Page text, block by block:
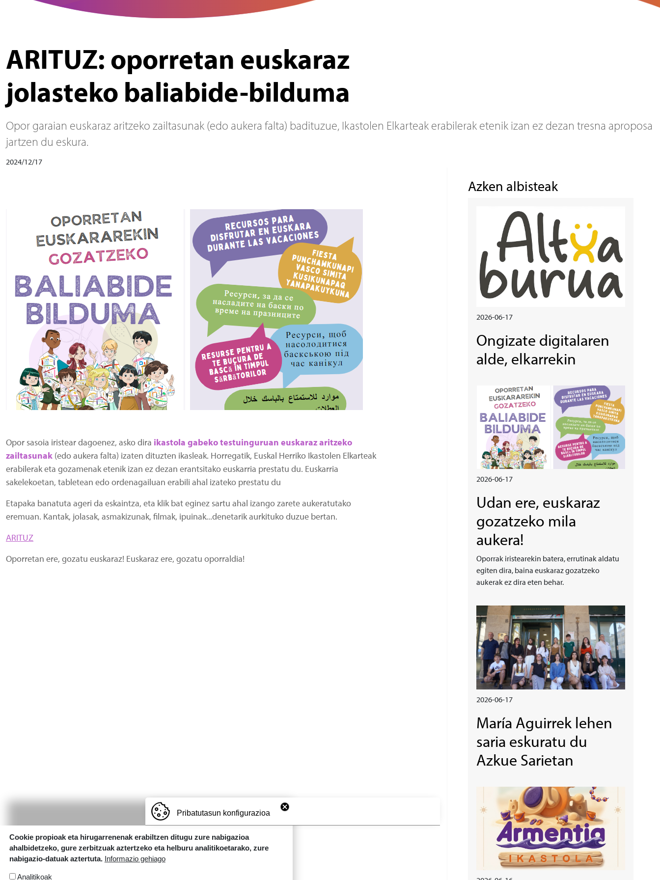
ARITUZ: oporretan euskaraz
jolasteko baliabide-bilduma
Opor garaian euskaraz aritzeko zailtasunak (edo aukera falta) badituzue, Ikastolen Elkarteak erabilerak etenik izan ez dezan tresna aproposa
jartzen du eskura.
2024/12/17
Opor sasoia iristear dagoenez, asko dira ikastola gabeko testuinguruan euskaraz aritzeko
zailtasunak (edo aukera falta) izaten dituzten ikasleak. Horregatik, Euskal Herriko Ikastolen Elkarteak
erabilerak eta gozamenak etenik izan ez dezan erantsitako euskarria prestatu du. Euskarria
sakelekoetan, tabletean edo ordenagailuan erabili ahal izateko prestatu du
Etapaka banatuta ageri da eskaintza, eta klik bat eginez sartu ahal izango zarete aukeratutako
eremuan. Kantak, jolasak, asmakizunak, filmak, ipuinak...denetarik aurkituko duzue bertan.
ARITUZ
Oporretan ere, gozatu euskaraz! Euskaraz ere, gozatu oporraldia!
Azken albisteak
2026-06-17
Ongizate digitalaren
alde, elkarrekin
2026-06-17
Udan ere, euskaraz
gozatzeko mila
aukera!
Oporrak iristearekin batera, errutinak aldatu
egiten dira, baina euskaraz gozatzeko
aukerak ez dira eten behar.
Irudia
2026-06-17
María Aguirrek lehen
saria eskuratu du
Azkue Sarietan
Pribatutasun konfigurazioa
Cookie propioak eta hirugarrenenak erabiltzen ditugu zure nabigazioa
ahalbidetzeko, gure zerbitzuak aztertzeko eta helburu analitikoetarako, zure
nabigazio-datuak aztertuta. Informazio gehiago
Analitikoak